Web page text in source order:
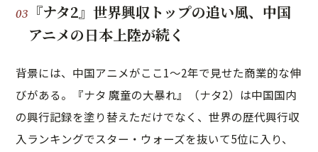
『ナタ2』世界興収トップの追い風、中国
アニメの日本上陸が続く
背景には、中国アニメがここ1〜2年で見せた商業的な伸
びがある。『ナタ 魔童の大暴れ』（ナタ2）は中国国内
の興行記録を塗り替えただけでなく、世界の歴代興行収
入ランキングでスター・ウォーズを抜いて5位に入り、